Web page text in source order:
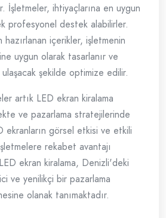
İşletmeler, ihtiyaçlarına en uygun
profesyonel destek alabilirler.
içerikler, işletmenin
uygun olarak tasarlanır ve
şekilde optimize edilir.
artık LED ekran kiralama
ve pazarlama stratejilerinde
ekranların görsel etkisi ve etkili
rekabet avantajı
ekran kiralama, Denizli'deki
ve yenilikçi bir pazarlama
olanak tanımaktadır.